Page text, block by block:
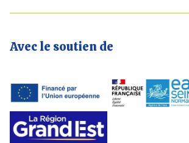
Avec le soutien de